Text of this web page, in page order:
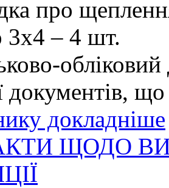
про
3х4 – 4 шт.
документів,
докладніше
ЩОДО